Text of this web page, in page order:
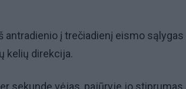
antradienio į trečiadienį eismo sąlygas
kelių direkcija.
sekundę vėjas, pajūryje jo stiprumas